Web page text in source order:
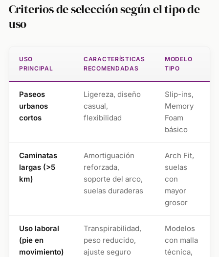
Criterios de selección según el tipo de
uso
USO
PRINCIPAL
CARACTERÍSTICAS
RECOMENDADAS
MODELO
TIPO
Paseos
urbanos
cortos
Ligereza, diseño
casual,
flexibilidad
Slip-ins,
Memory
Foam
básico
Caminatas
largas (>5
km)
Amortiguación
reforzada,
soporte del arco,
suelas duraderas
Arch Fit,
suelas
con
mayor
grosor
Uso laboral
(pie en
movimiento)
Transpirabilidad,
peso reducido,
ajuste seguro
Modelos
con malla
técnica,